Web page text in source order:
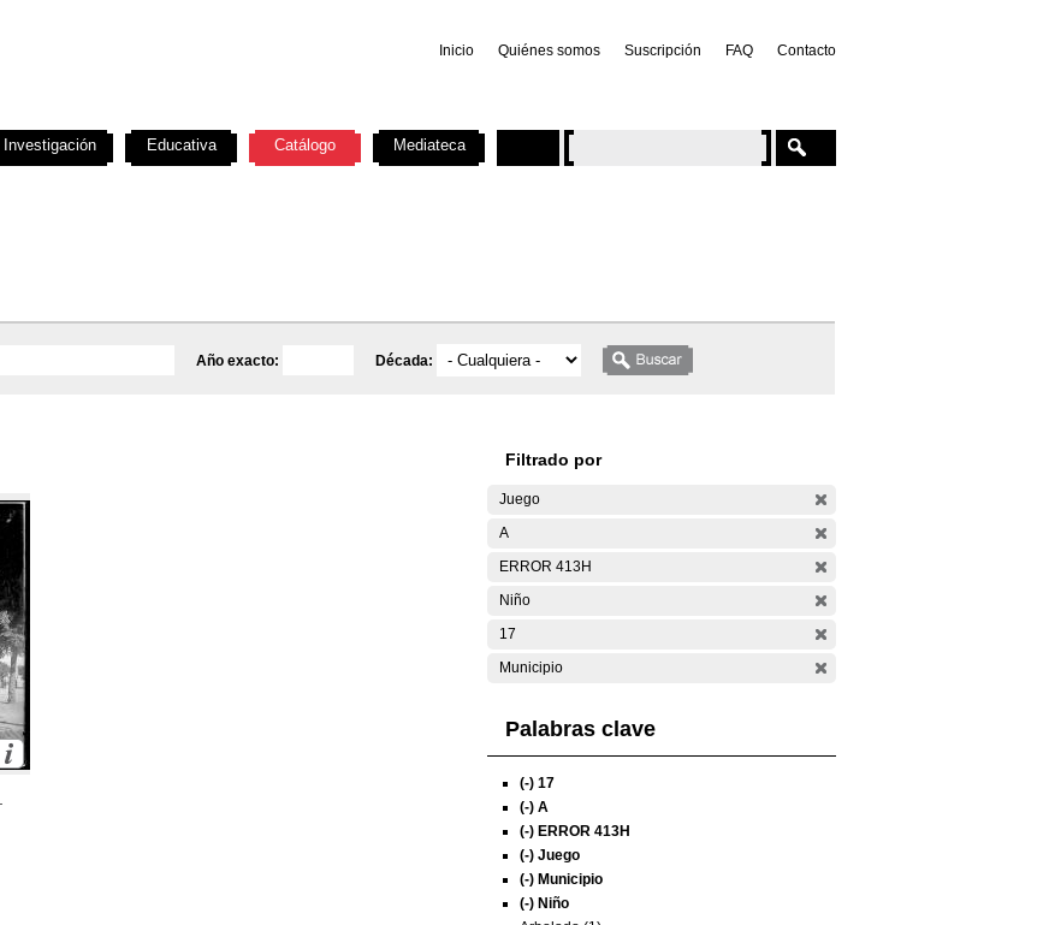
Inicio Quiénes somos Suscripción FAQ Contacto
Año exacto: Década:
Filtrado por
Juego
A
ERROR 413H
Niño
17
Municipio
Palabras clave
(-) 17
(-) A
(-) ERROR 413H
(-) Juego
(-) Municipio
(-) Niño
Investigación Educativa Catálogo Mediateca